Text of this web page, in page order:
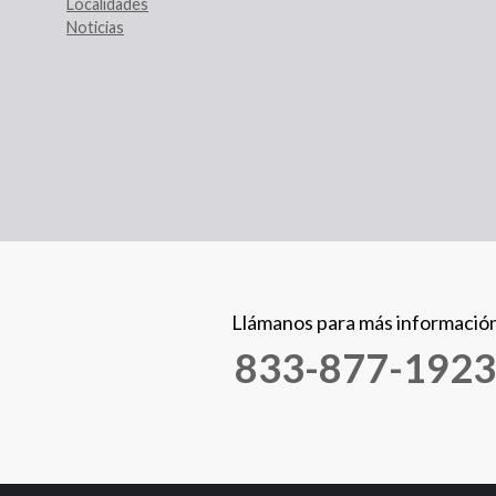
Localidades
Noticias
Llámanos para más
833-877-1923